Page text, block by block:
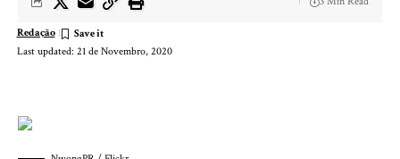
Last updated: 21 de Novembro, 2020
Redação